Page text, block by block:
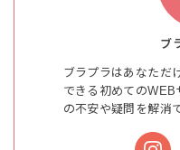
ブ
ブラプラはあなただ
できる初めての
の不安や疑問を解消